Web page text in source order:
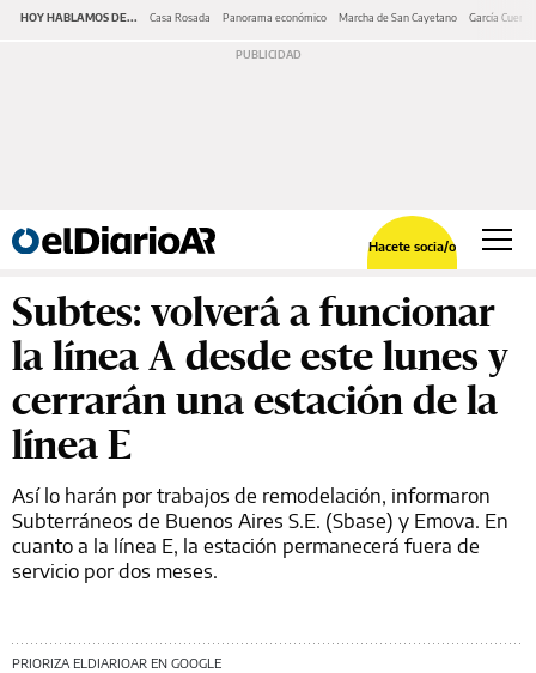
HOY HABLAMOS DE... Casa Rosada Panorama económico Marcha de San Cayetano García Cuerva
Hacete socia/o
Subtes: volverá a funcionar
la línea A desde este lunes y
cerrarán una estación de la
línea E
Así lo harán por trabajos de remodelación, informaron
Subterráneos de Buenos Aires S.E. (Sbase) y Emova. En
cuanto a la línea E, la estación permanecerá fuera de
servicio por dos meses.
PRIORIZA ELDIARIOAR EN GOOGLE